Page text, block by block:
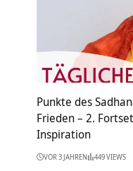
Punkte des
Frieden – 2.
Inspiration
VOR 3 JAHREN 449 VIEWS